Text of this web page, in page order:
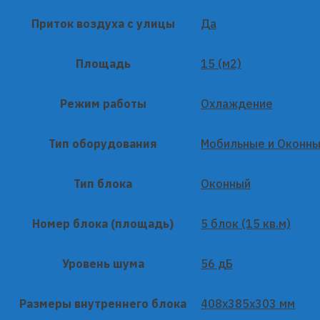
Приток воздуха с улицы Да
Площадь 15 (м2)
Режим работы Охлаждение
Тип оборудования Мобильные и
Тип блока Оконный
Номер блока (площадь) 5 блок (15 кв.м)
Уровень шума 56 дБ
Размеры внутреннего блока 408x385x303 мм